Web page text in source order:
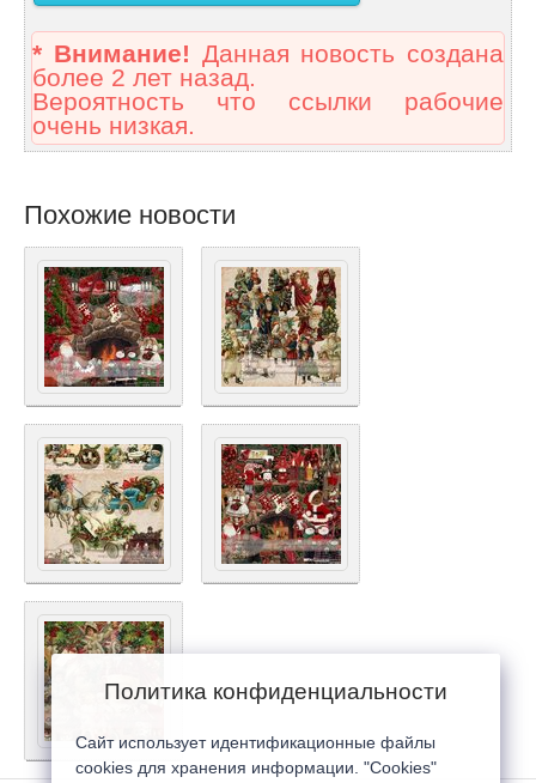
* Внимание! Данная новость создана
более 2 лет назад.
Вероятность что ссылки рабочие
очень низкая.
Похожие новости
Политика конфиденциальности
Сайт использует идентификационные файлы
cookies для хранения информации. "Cookies"